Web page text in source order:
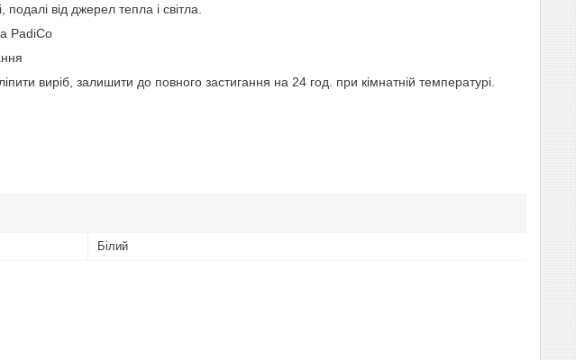
від джерел тепла і світла.
PadiCo
виріб, залишити до повного застигання на 24 год. при кімнатній температурі.
Білий